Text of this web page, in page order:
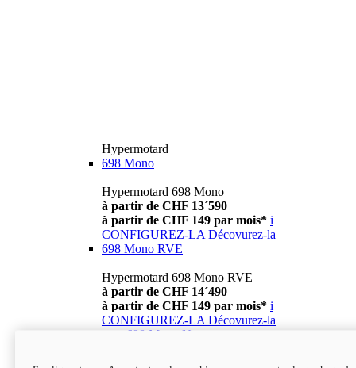
Hypermotard
698 Mono
Hypermotard 698 Mono
à partir de CHF 13´590
à partir de CHF 149 par mois* i
CONFIGUREZ-LA Décovurez-la
698 Mono RVE
Hypermotard 698 Mono RVE
à partir de CHF 14´490
à partir de CHF 149 par mois* i
CONFIGUREZ-LA Décovurez-la
698 Mono Nera
Hypermotard 698 Mono Nera